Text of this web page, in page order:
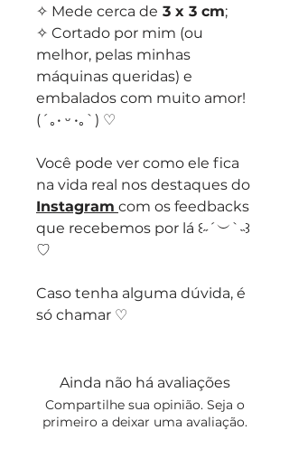
✧ Mede cerca de 3 x 3 cm;
✧ Cortado por mim (ou
melhor, pelas minhas
máquinas queridas) e
embalados com muito amor!
(´｡• ᵕ •｡`) ♡
Você pode ver como ele fica
na vida real nos destaques do
Instagram com os feedbacks
que recebemos por lá ꒰˶´︶`˵꒱
♡
Caso tenha alguma dúvida, é
só chamar ♡
Ainda não há avaliações
Compartilhe sua opinião. Seja o
primeiro a deixar uma avaliação.